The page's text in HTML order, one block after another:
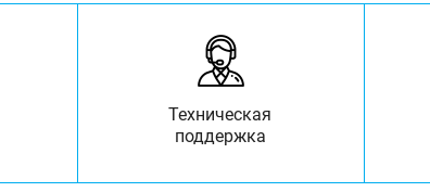
Техническая
поддержка